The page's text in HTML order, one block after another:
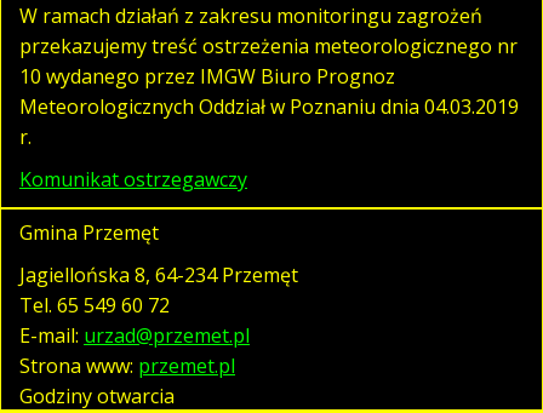
W ramach działań z zakresu monitoringu zagrożeń
przekazujemy treść ostrzeżenia meteorologicznego nr
10 wydanego przez IMGW Biuro Prognoz
Meteorologicznych Oddział w Poznaniu dnia 04.03.2019
r.
Komunikat ostrzegawczy
Gmina Przemęt
Jagiellońska 8, 64-234 Przemęt
Tel. 65 549 60 72
E-mail: urzad@przemet.pl
Strona www: przemet.pl
Godziny otwarcia